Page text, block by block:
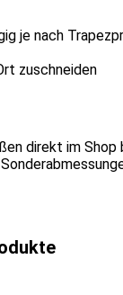
je nach
zuschneiden
direkt im